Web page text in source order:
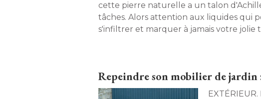
cette pierre naturelle a un talon
tâches. Alors attention aux liquides qui
s'infiltrer et marquer à jamais votre jolie
marbrier professionnel.
Repeindre son mobilier de
EXTÉRIEUR. Décoloré par le soleil, usé par les